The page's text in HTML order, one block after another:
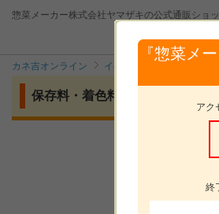
惣菜メーカー株式会社ヤマザキの公式通販ショ
カネ吉オンライン イベント
『惣菜メ
アク
終
保存料・着色料 不使用！！カネ
モニ
投稿